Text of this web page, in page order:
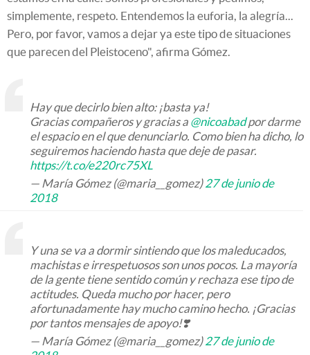
simplemente, respeto. Entendemos la euforia, la alegría...
Pero, por favor, vamos a dejar ya este tipo de situaciones
que parecen del Pleistoceno", afirma Gómez.
Hay que decirlo bien alto: ¡basta ya!
Gracias compañeros y gracias a @nicoabadpor darme
el espacio en el que denunciarlo. Como bien ha dicho, lo
seguiremos haciendo hasta que deje de pasar.
https://t.co/e220rc75XL
— María Gómez (@maria__gomez)27 de junio de
2018
Y una se va a dormir sintiendo que los maleducados,
machistas e irrespetuosos son unos pocos. La mayoría
de la gente tiene sentido común y rechaza ese tipo de
actitudes. Queda mucho por hacer, pero
afortunadamente hay mucho camino hecho. ¡Gracias
por tantos mensajes de apoyo!❣️
— María Gómez (@maria__gomez)27 de junio de